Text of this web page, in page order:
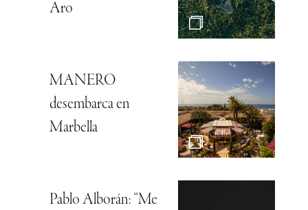
Aro
MANERO
desembarca en
Marbella
Pablo Alborán: “Me